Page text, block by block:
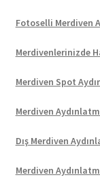
Fotoselli Merdiven
Merdivenlerinizde
Merdiven Spot
Merdiven
Dış Merdiven
Merdiven